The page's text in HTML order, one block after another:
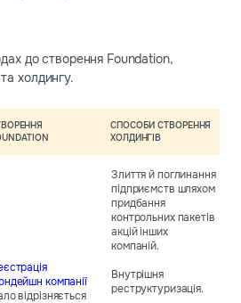
до створення Foundation,
холдингу.
СПОСОБИ СТВОРЕННЯ
ХОЛДИНГІВ
компанії
відрізняється
Злиття й поглинання
підприємств шляхом
придбання
контрольних пакетів
акцій інших
компаній.
Внутрішня
реструктуризація.